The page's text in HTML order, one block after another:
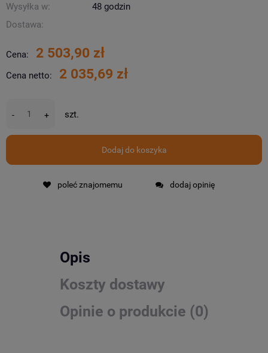
Wysyłka w:
48 godzin
Dostawa:
Cena: 2 503,90 zł
Cena netto: 2 035,69 zł
- + szt.
Dodaj do koszyka
poleć znajomemu dodaj opinię
Opis
Koszty dostawy
Opinie o produkcie (0)